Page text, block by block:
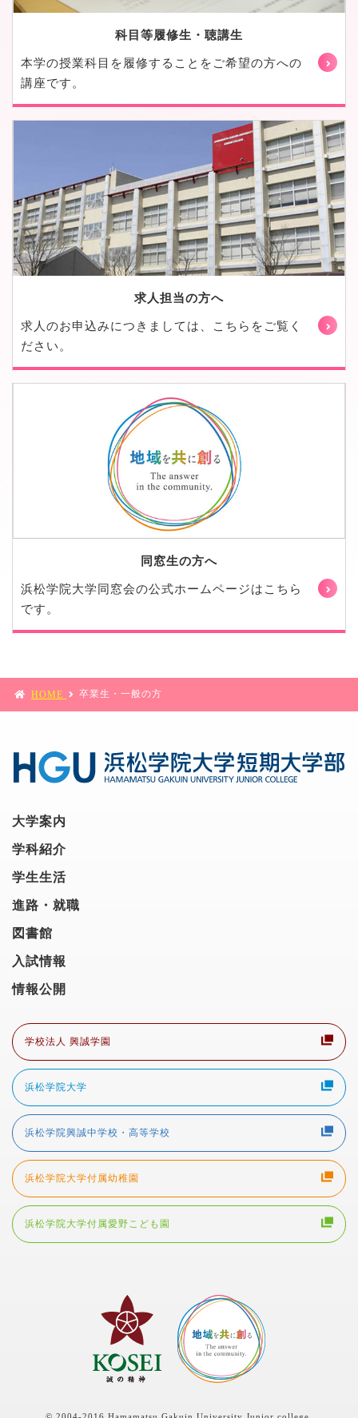
科目等履修生・聴講生
本学の授業科目を履修することをご希望の方への
講座です。
求人担当の方へ
求人のお申込みにつきましては、こちらをご覧く
ださい。
同窓生の方へ
浜松学院大学同窓会の公式ホームページはこちら
です。
HOME 卒業生・一般の方
大学案内
学科紹介
学生生活
進路・就職
図書館
入試情報
情報公開
学校法人 興誠学園
浜松学院大学
浜松学院興誠中学校・高等学校
浜松学院大学付属幼稚園
浜松学院大学付属愛野こども園